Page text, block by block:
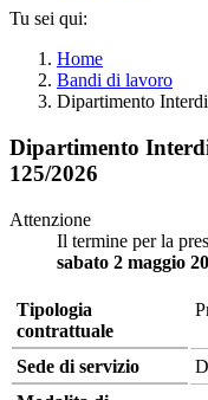
Tu sei qui:
Home
Bandi di lavoro
Dipartimento
Dipartimento
125/2026
Attenzione
Il termine per la
sabato 2 maggio
Tipologia
contrattuale
Sede di servizio